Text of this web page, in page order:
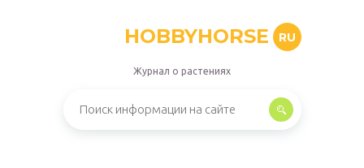
HOBBYHORSE RU
Журнал о растениях